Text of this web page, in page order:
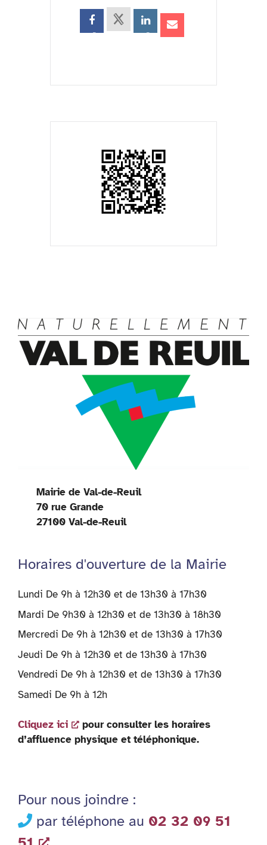
Mairie de Val-de-Reuil
70 rue Grande
27100 Val-de-Reuil
Horaires d'ouverture de la Mairie
Lundi De 9h à 12h30 et de 13h30 à 17h30
Mardi De 9h30 à 12h30 et de 13h30 à 18h30
Mercredi De 9h à 12h30 et de 13h30 à 17h30
Jeudi De 9h à 12h30 et de 13h30 à 17h30
Vendredi De 9h à 12h30 et de 13h30 à 17h30
Samedi De 9h à 12h
Cliquez ici
pour consulter les horaires
d’affluence physique et téléphonique.
Pour nous joindre :
par téléphone au 02 32 09 51